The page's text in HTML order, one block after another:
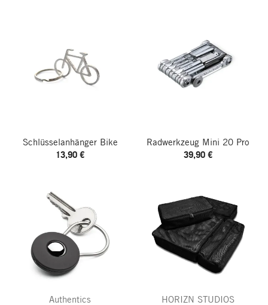
Schlüsselanhänger Bike
13,90 €
Radwerkzeug Mini 20 Pro
39,90 €
Authentics
HORIZN STUDIOS